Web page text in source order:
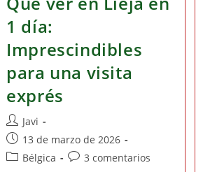
1 día:
Imprescindibles
para una visita
exprés
Autor
de
la
entrada:
Javi
Publicación
de
13 de marzo de 2026
Categoría
Bélgica
Comentarios
3 comentarios